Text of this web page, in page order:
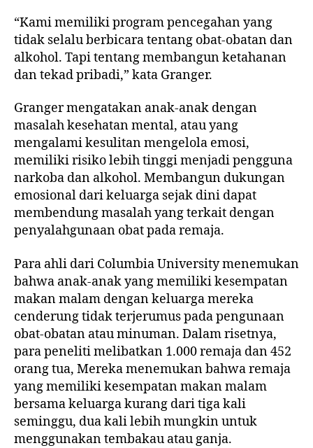
“Kami memiliki program pencegahan yang
tidak selalu berbicara tentang obat-obatan dan
alkohol. Tapi tentang membangun ketahanan
dan tekad pribadi,” kata Granger.
Granger mengatakan anak-anak dengan
masalah kesehatan mental, atau yang
mengalami kesulitan mengelola emosi,
memiliki risiko lebih tinggi menjadi pengguna
narkoba dan alkohol. Membangun dukungan
emosional dari keluarga sejak dini dapat
membendung masalah yang terkait dengan
penyalahgunaan obat pada remaja.
Para ahli dari Columbia University menemukan
bahwa anak-anak yang memiliki kesempatan
makan malam dengan keluarga mereka
cenderung tidak terjerumus pada pengunaan
obat-obatan atau minuman. Dalam risetnya,
para peneliti melibatkan 1.000 remaja dan 452
orang tua, Mereka menemukan bahwa remaja
yang memiliki kesempatan makan malam
bersama keluarga kurang dari tiga kali
seminggu, dua kali lebih mungkin untuk
menggunakan tembakau atau ganja.